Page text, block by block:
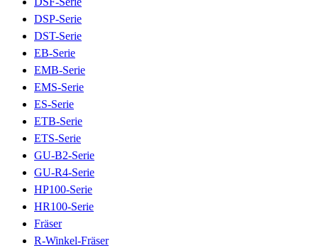
DSP-Serie
DST-Serie
EB-Serie
EMB-Serie
EMS-Serie
ES-Serie
ETB-Serie
ETS-Serie
GU-B2-Serie
GU-R4-Serie
HP100-Serie
HR100-Serie
Fräser
R-Winkel-Fräser